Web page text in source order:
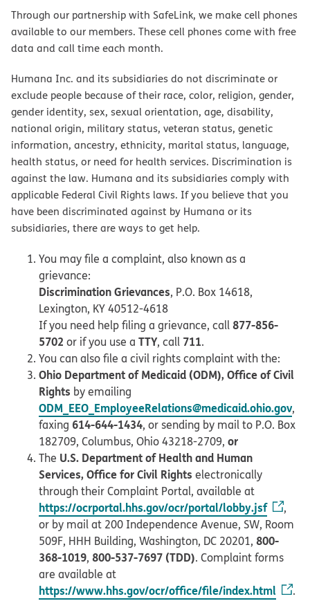
Through our partnership with SafeLink, we make cell phones
available to our members. These cell phones come with free
data and call time each month.
Humana Inc. and its subsidiaries do not discriminate or
exclude people because of their race, color, religion, gender,
gender identity, sex, sexual orientation, age, disability,
national origin, military status, veteran status, genetic
information, ancestry, ethnicity, marital status, language,
health status, or need for health services. Discrimination is
against the law. Humana and its subsidiaries comply with
applicable Federal Civil Rights laws. If you believe that you
have been discriminated against by Humana or its
subsidiaries, there are ways to get help.
You may file a complaint, also known as a
grievance:
Discrimination Grievances, P.O. Box 14618,
Lexington, KY 40512-4618
If you need help filing a grievance, call877-856-
5702 or if you use a TTY, call 711.
You can also file a civil rights complaint with the:
Ohio Department of Medicaid (ODM), Office of Civil
Rights by emailing
ODM_EEO_EmployeeRelations@medicaid.ohio.gov,
faxing 614-644-1434, or sending by mail to P.O. Box
182709, Columbus, Ohio 43218-2709, or
The U.S. Department of Health and Human
Services, Office for Civil Rights electronically
through their Complaint Portal, available at
https://ocrportal.hhs.gov/ocr/portal/lobby.jsf
,
or by mail at 200 Independence Avenue, SW, Room
509F, HHH Building, Washington, DC 20201, 800-
368-1019, 800-537-7697 (TDD). Complaint forms
are available at
https://www.hhs.gov/ocr/office/file/index.html .